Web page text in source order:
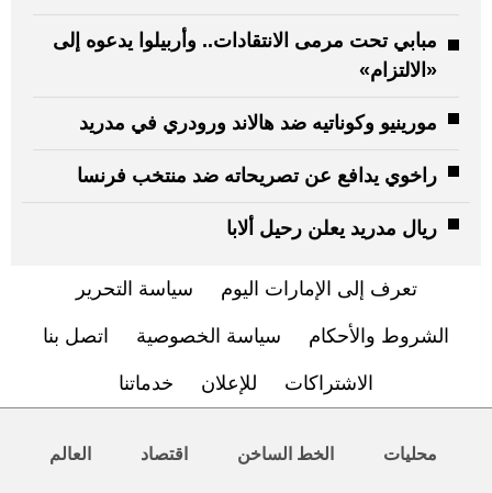
مبابي تحت مرمى الانتقادات.. وأربيلوا يدعوه إلى
«الالتزام»
مورينيو وكوناتيه ضد هالاند ورودري في مدريد
راخوي يدافع عن تصريحاته ضد منتخب فرنسا
ريال مدريد يعلن رحيل ألابا
تعرف إلى الإمارات اليوم سياسة التحرير
الشروط والأحكام سياسة الخصوصية اتصل بنا
الاشتراكات للإعلان خدماتنا
محليات الخط الساخن اقتصاد العالم